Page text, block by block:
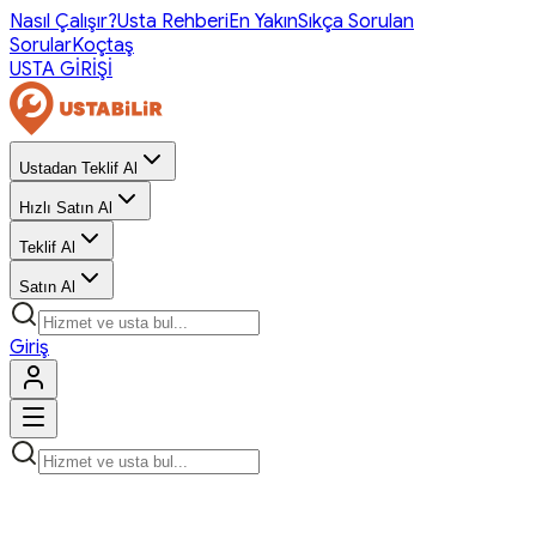
Nasıl Çalışır?Usta RehberiEn YakınSıkça Sorulan
SorularKoçtaş
USTA GİRİŞİ
Ustadan Teklif Al
Hızlı Satın Al
Teklif Al
Satın Al
Giriş